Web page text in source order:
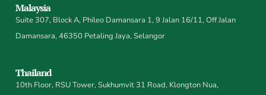
Malaysia
Suite 307, Block A, Phileo Damansara 1, 9 Jalan 16/11, Off Jalan
Damansara, 46350 Petaling Jaya, Selangor
Thailand
10th Floor, RSU Tower, Sukhumvit 31 Road, Klongton Nua,